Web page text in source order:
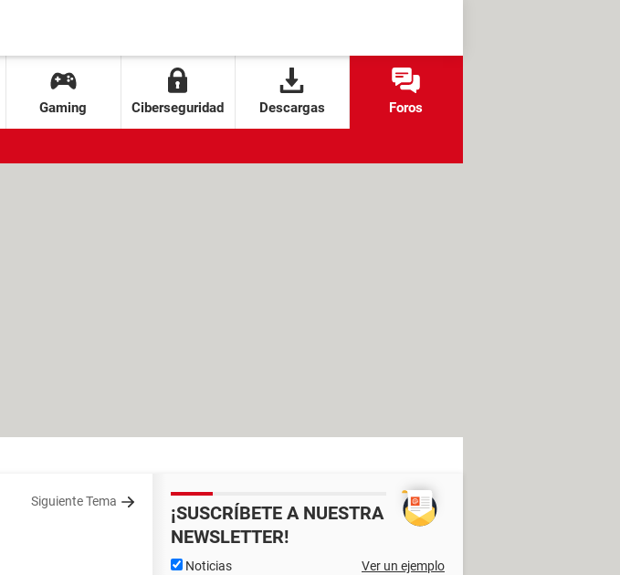
Gaming Ciberseguridad Descargas Foros
Siguiente Tema
¡SUSCRÍBETE A NUESTRA
NEWSLETTER!
Noticias Ver un ejemplo